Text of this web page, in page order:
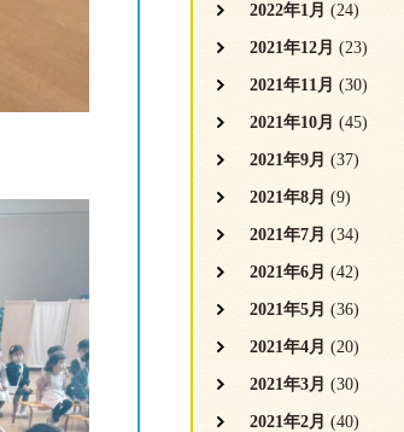
2022年1月 (24)
2021年12月 (23)
2021年11月 (30)
2021年10月 (45)
2021年9月 (37)
2021年8月 (9)
2021年7月 (34)
2021年6月 (42)
2021年5月 (36)
2021年4月 (20)
2021年3月 (30)
2021年2月 (40)